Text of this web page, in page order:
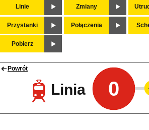
Linie Zmiany
Przystanki Połączenia
Pobierz
Powrót
Linia 0